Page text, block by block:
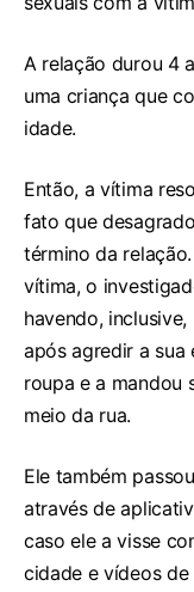
A relação durou 4
uma criança que
idade.
Então, a vítima
fato que
término da
vítima, o
havendo,
após agredir a sua
roupa e a mandou
meio da rua.
Ele também
através de
caso ele a visse
cidade e vídeos